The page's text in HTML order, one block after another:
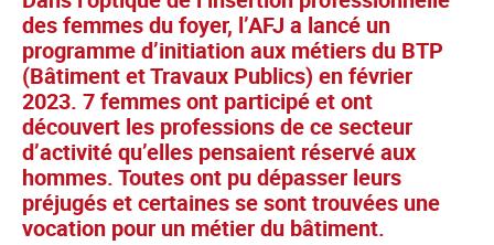
des femmes du foyer, l’AFJ a lancé un
programme d’initiation aux métiers du BTP
(Bâtiment et Travaux Publics) en février
2023. 7 femmes ont participé et ont
découvert les professions de ce secteur
d’activité qu’elles pensaient réservé aux
hommes. Toutes ont pu dépasser leurs
préjugés et certaines se sont trouvées une
vocation pour un métier du bâtiment.